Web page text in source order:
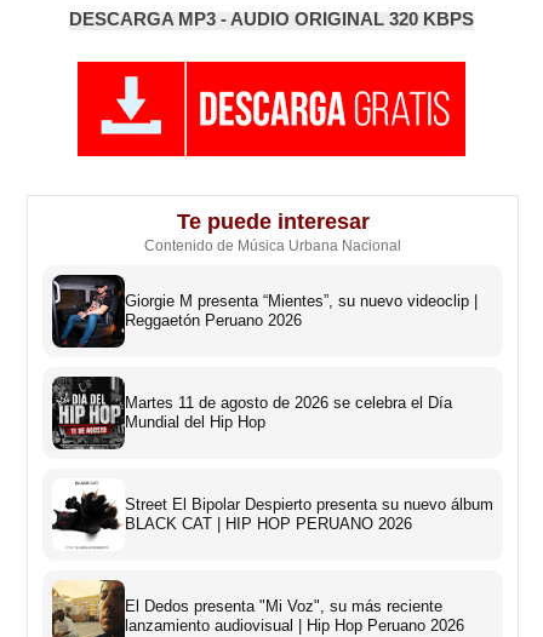
DESCARGA MP3 - AUDIO ORIGINAL 320 KBPS
Te puede interesar
Contenido de Música Urbana Nacional
Giorgie M presenta “Mientes”, su nuevo videoclip |
Reggaetón Peruano 2026
Martes 11 de agosto de 2026 se celebra el Día
Mundial del Hip Hop
Street El Bipolar Despierto presenta su nuevo álbum
BLACK CAT | HIP HOP PERUANO 2026
El Dedos presenta "Mi Voz", su más reciente
lanzamiento audiovisual | Hip Hop Peruano 2026